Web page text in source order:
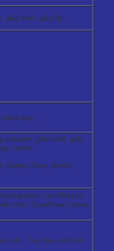
giấy kraft, giấy ốp…
bánh kẹo….
artpaper, giấy kraft, giấy
Carton…
Duplex, Ivory, Bristol,
được Lạc Hồng sử
như: CorelDraw, Adobe,
nổi…Tùy theo sở thích